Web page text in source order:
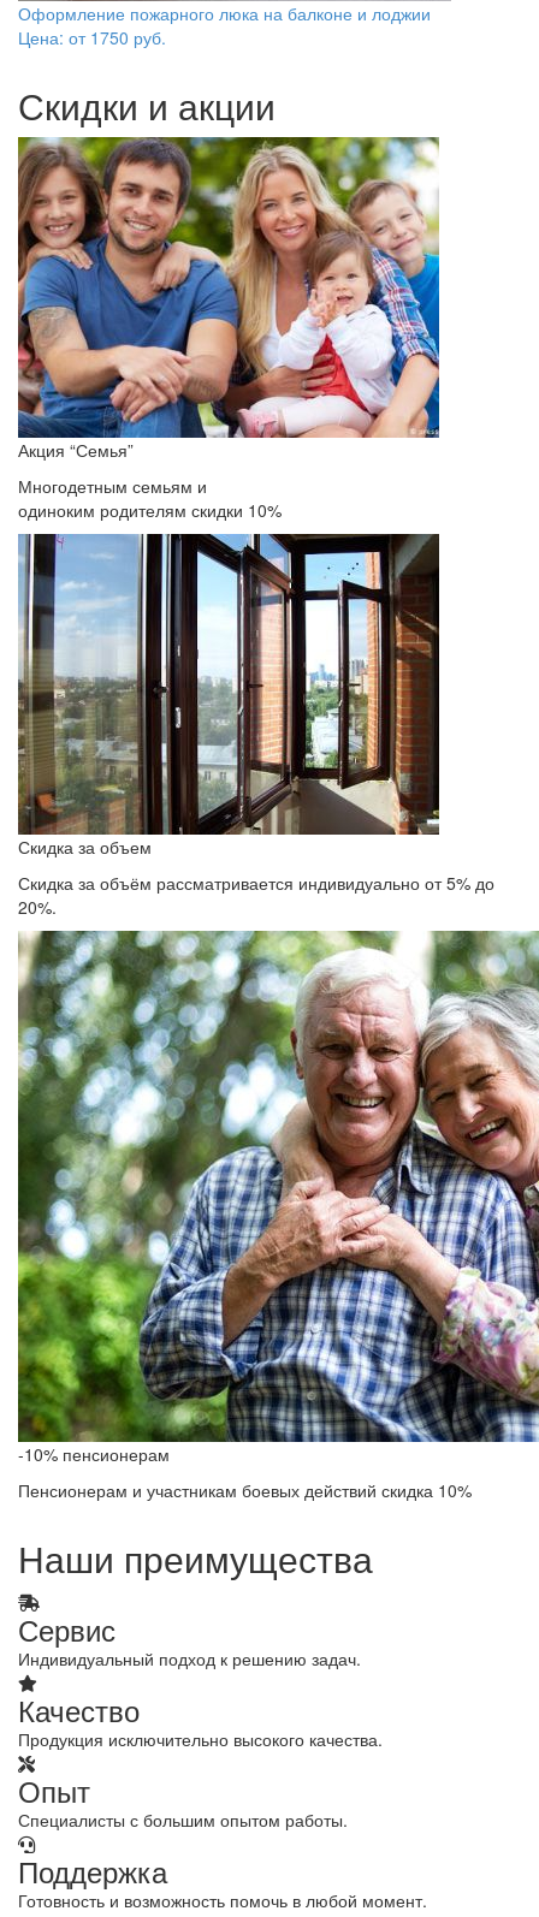
Оформление пожарного люка на балконе и лоджии
Цена: от 1750 руб.
Скидки и акции
Акция “Семья”
Многодетным семьям и
одиноким родителям скидки 10%
Скидка за объем
Скидка за объём рассматривается индивидуально от 5% до
20%.
-10% пенсионерам
Пенсионерам и участникам боевых действий скидка 10%
Наши преимущества
Сервис
Индивидуальный подход к решению задач.
Качество
Продукция исключительно высокого качества.
Опыт
Специалисты с большим опытом работы.
Поддержка
Готовность и возможность помочь в любой момент.